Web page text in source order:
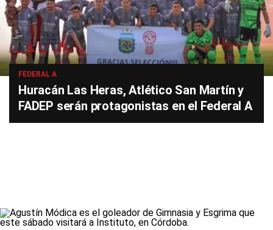
FEDERAL A
Huracán Las Heras, Atlético San Martín y
FADEP serán protagonistas en el Federal A